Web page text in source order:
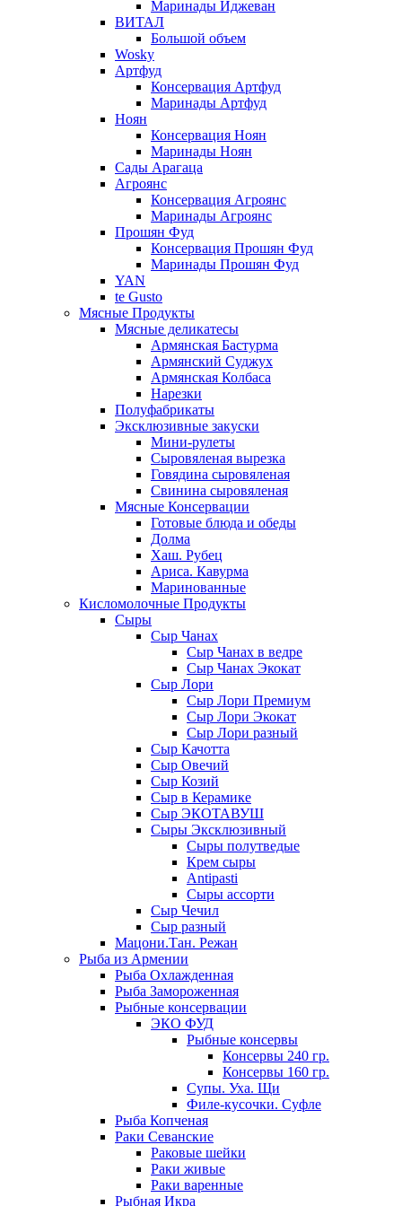
Маринады Иджеван
ВИТАЛ
Большой объем
Wosky
Артфуд
Консервация Артфуд
Маринады Артфуд
Ноян
Консервация Ноян
Маринады Ноян
Сады Арагаца
Агроянс
Консервация Агроянс
Маринады Агроянс
Прошян Фуд
Консервация Прошян Фуд
Маринады Прошян Фуд
YAN
te Gusto
Мясные Продукты
Мясные деликатесы
Армянская Бастурма
Армянский Суджух
Армянская Колбаса
Нарезки
Полуфабрикаты
Эксклюзивные закуски
Мини-рулеты
Сыровяленая вырезка
Говядина сыровяленая
Свинина сыровяленая
Мясные Консервации
Готовые блюда и обеды
Долма
Хаш. Рубец
Ариса. Кавурма
Маринованные
Кисломолочные Продукты
Сыры
Сыр Чанах
Сыр Чанах в ведре
Сыр Чанах Экокат
Сыр Лори
Сыр Лори Премиум
Сыр Лори Экокат
Сыр Лори разный
Сыр Качотта
Сыр Овечий
Сыр Козий
Сыр в Керамике
Сыр ЭКОТАВУШ
Сыры Эксклюзивный
Сыры полутведые
Крем сыры
Antipasti
Сыры ассорти
Сыр Чечил
Сыр разный
Мацони.Тан. Режан
Рыба из Армении
Рыба Охлажденная
Рыба Замороженная
Рыбные консервации
ЭКО ФУД
Рыбные консервы
Консервы 240 гр.
Консервы 160 гр.
Супы. Уха. Щи
Филе-кусочки. Суфле
Рыба Копченая
Раки Севанские
Раковые шейки
Раки живые
Раки варенные
Рыбная Икра